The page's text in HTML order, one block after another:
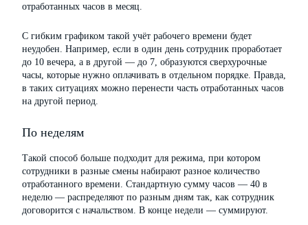
отработанных часов в месяц.
С гибким графиком такой учёт рабочего времени будет
неудобен. Например, если в один день сотрудник проработает
до 10 вечера, а в другой — до 7, образуются сверхурочные
часы, которые нужно оплачивать в отдельном порядке. Правда,
в таких ситуациях можно перенести часть отработанных часов
на другой период.
По неделям
Такой способ больше подходит для режима, при котором
сотрудники в разные смены набирают разное количество
отработанного времени. Стандартную сумму часов — 40 в
неделю — распределяют по разным дням так, как сотрудник
договорится с начальством. В конце недели — суммируют.